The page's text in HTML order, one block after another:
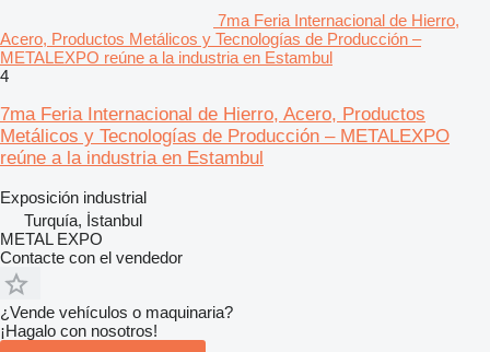
7ma Feria Internacional de Hierro,
Acero, Productos Metálicos y Tecnologías de Producción –
METALEXPO reúne a la industria en Estambul
4
7ma Feria Internacional de Hierro, Acero, Productos
Metálicos y Tecnologías de Producción – METALEXPO
reúne a la industria en Estambul
Exposición industrial
Turquía, İstanbul
METAL EXPO
Contacte con el vendedor
¿Vende vehículos o maquinaria?
¡Hagalo con nosotros!